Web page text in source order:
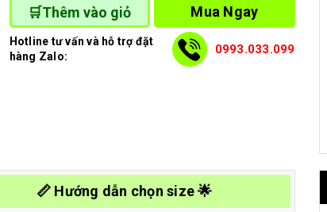
🛒Thêm vào giỏ Mua Ngay
Hotline tư vấn và hỗ trợ đặt
hàng Zalo:
0993.033.099
📏 Hướng dẫn chọn size 🌟